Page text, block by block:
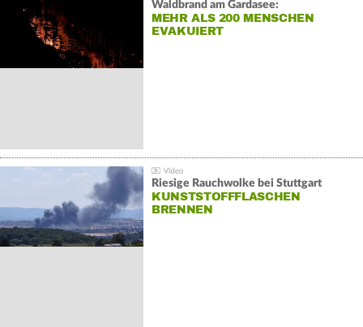
Waldbrand am Gardasee:
MEHR ALS 200 MENSCHEN
EVAKUIERT
Riesige Rauchwolke bei Stuttgart
KUNSTSTOFFFLASCHEN
BRENNEN